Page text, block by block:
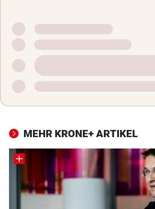
MEHR KRONE+ ARTIKEL